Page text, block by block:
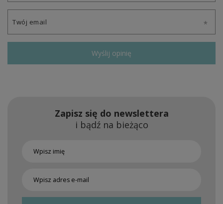
Twój email
Wyślij opinię
Zapisz się do newslettera
i bądź na bieżąco